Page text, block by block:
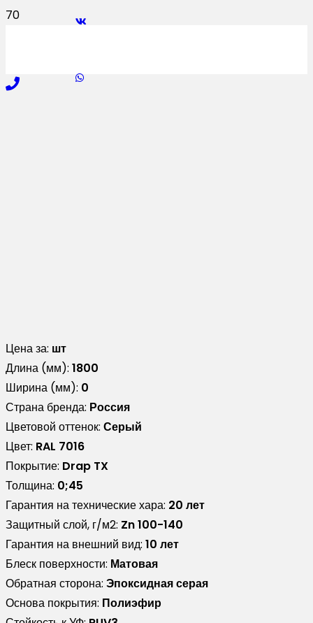
Цена за: шт
Длина (мм): 1800
Ширина (мм): 0
Страна бренда: Россия
Цветовой оттенок: Серый
Цвет: RAL 7016
Покрытие: Drap TX
Толщина: 0;45
Гарантия на технические хара: 20 лет
Защитный слой, г/м2: Zn 100-140
Гарантия на внешний вид: 10 лет
Блеск поверхности: Матовая
Обратная сторона: Эпоксидная серая
Основа покрытия: Полиэфир